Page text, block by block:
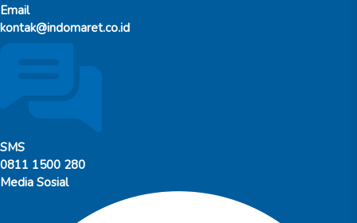
Email
kontak@indomaret.co.id
SMS
0811 1500 280
Media Sosial